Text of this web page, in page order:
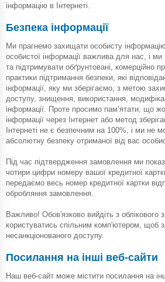
інформацію в Інтернеті.
Безпека інформації
Ми прагнемо захищати особисту
особистої інформації важлива для нас, і
та підтримувати обґрунтовані, комерційно
практики підтримання безпеки, які
інформації, яку ми зберігаємо, з метою
доступу, знищення, використання,
інформації. Проте просимо пам’ятати, що
інформації через Інтернет або метод
Інтернеті не є безпечним на 100%, і ми не
абсолютну безпеку отриманої від вас
Під час підтвердження замовлення ми
чотири цифри номеру вашої кредитної
передаємо весь номер кредитної картки
обробляння замовлення.
Важливо! Обов'язково вийдіть з облікового
користуватись спільним комп'ютером, щоб
несанкціонованого доступу.
Посилання на інші веб-сайти
Наш веб-сайт може містити посилання на